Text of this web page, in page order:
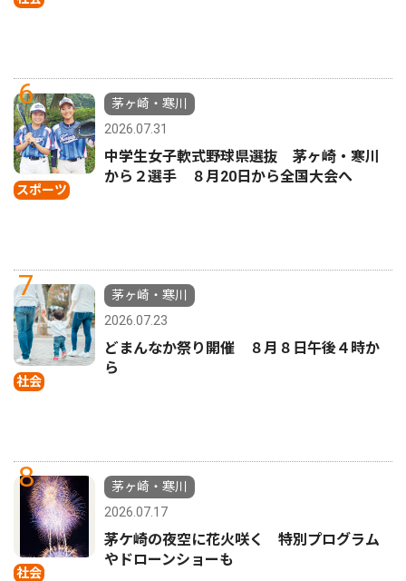
6
スポーツ
茅ヶ崎・寒川
2026.07.31
中学生女子軟式野球県選抜 茅ヶ崎・寒川
から２選手 ８月20日から全国大会へ
7
社会
茅ヶ崎・寒川
2026.07.23
どまんなか祭り開催 ８月８日午後４時か
ら
8
社会
茅ヶ崎・寒川
2026.07.17
茅ケ崎の夜空に花火咲く 特別プログラム
やドローンショーも